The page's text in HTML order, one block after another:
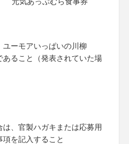
ーモアいっぱいの川柳
ること（発表されていた場
、官製ハガキまたは応募用
を記入すること